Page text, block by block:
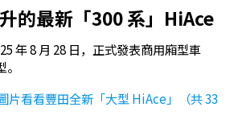
的最新「300 系」HiAce
年 8 月 28 日，正式發表商用廂型車
片看看豐田全新「大型 HiAce」（共 33